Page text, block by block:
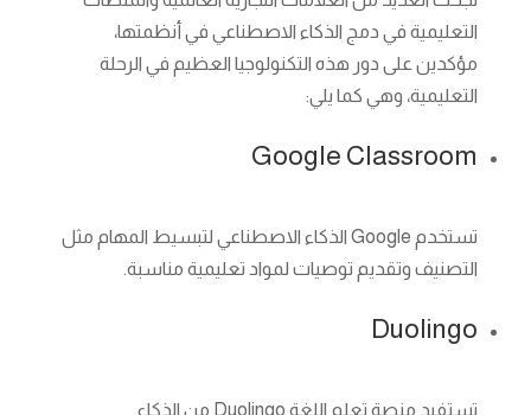
التعليمية في دمج الذكاء الاصطناعي في أنظمتها،
مؤكدين على دور هذه التكنولوجيا العظيم في الرحلة
التعليمية، وهي كما يلي:
Google Classroom
تستخدم Google الذكاء الاصطناعي لتبسيط المهام مثل
التصنيف وتقديم توصيات لمواد تعليمية مناسبة.
Duolingo
تستفيد منصة تعلم اللغة Duolingo من الذكاء